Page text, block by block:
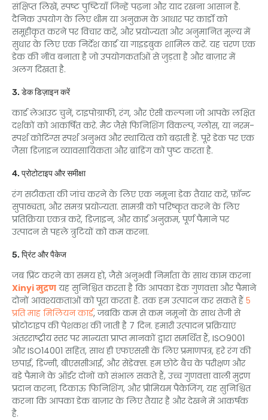
संक्षिप्त लिखें, स्पष्ट पुष्टियाँ जिन्हें पढ़ना और याद रखना आसान है.
दैनिक उपयोग के लिए थीम या अनुक्रम के आधार पर कार्डों को
समूहीकृत करने पर विचार करें, और प्रयोज्यता और अनुमानित मूल्य में
सुधार के लिए एक निर्देश कार्ड या गाइडबुक शामिल करें. यह चरण एक
डेक की नींव बनाता है जो उपयोगकर्ताओं से जुड़ता है और बाज़ार में
अलग दिखता है.
3. डेक डिज़ाइन करें
कार्ड लेआउट चुनें, टाइपोग्राफी, रंग, और ऐसी कल्पना जो आपके लक्षित
दर्शकों को आकर्षित करे. मैट जैसे फिनिशिंग विकल्प, ग्लोस, या नरम-
स्पर्श कोटिंग्स स्पर्श अनुभव और स्थायित्व को बढ़ाती हैं. पूरे डेक पर एक
जैसा डिज़ाइन व्यावसायिकता और ब्रांडिंग को पुष्ट करता है.
4. प्रोटोटाइप और समीक्षा
रंग सटीकता की जांच करने के लिए एक नमूना डेक तैयार करें, फ़ॉन्ट
सुपाठ्यता, और समग्र प्रयोज्यता. सामग्री को परिष्कृत करने के लिए
प्रतिक्रिया एकत्र करें, डिज़ाइन, और कार्ड अनुक्रम, पूर्ण पैमाने पर
उत्पादन से पहले त्रुटियों को कम करना.
5. प्रिंट और पैकेज
जब प्रिंट करने का समय हो, जैसे अनुभवी निर्माता के साथ काम करना
Xinyi मुद्रण यह सुनिश्चित करता है कि आपका डेक गुणवत्ता और पैमाने
दोनों आवश्यकताओं को पूरा करता है. तक हम उत्पादन कर सकते हैं 5
प्रति माह मिलियन कार्ड, जबकि कम से कम नमूनों के साथ तेजी से
प्रोटोटाइप की पेशकश की जाती है 7 दिन. हमारी उत्पादन प्रक्रियाएं
अंतरराष्ट्रीय स्तर पर मान्यता प्राप्त मानकों द्वारा समर्थित हैं, ISO9001
और ISO14001 सहित, साथ ही एफएससी के लिए प्रमाणपत्र, हरे रंग की
छपाई, डिज्नी, बीएससीआई, और सेडेक्स. हम छोटे बैच के परीक्षण और
बड़े पैमाने के ऑर्डर दोनों को संभाल सकते हैं, उच्च गुणवत्ता वाली मुद्रण
प्रदान करना, टिकाऊ फिनिशिंग, और प्रीमियम पैकेजिंग, यह सुनिश्चित
करना कि आपका डेक बाज़ार के लिए तैयार है और देखने में आकर्षक
है.